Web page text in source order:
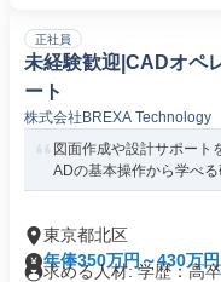
正社員
未経験歓迎|CADオペ
ート
株式会社BREXA Technology
図面作成や設計サポート
ADの基本操作から学べ
東京都北区
年俸350万円～430万円
求める人材: 学歴：高